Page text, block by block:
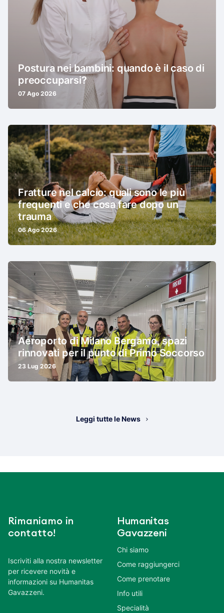
Postura nei bambini: quando è il caso di
preoccuparsi?
07 Ago 2026
Fratture nel calcio: quali sono le più
frequenti e che cosa fare dopo un
trauma
06 Ago 2026
Aeroporto di Milano Bergamo, spazi
rinnovati per il punto di Primo Soccorso
23 Lug 2026
Leggi tutte le News
Rimaniamo in
contatto!
Iscriviti alla nostra newsletter
per ricevere novità e
informazioni su Humanitas
Gavazzeni.
Humanitas
Gavazzeni
Chi siamo
Come raggiungerci
Come prenotare
Info utili
Specialità